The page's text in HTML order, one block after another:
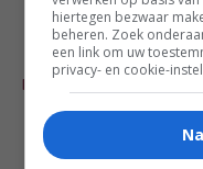
REAGEER
Bets de
Mooi
hiertegen bezwaar
beheren. Zoek
een link om uw
privacy- en cookie-